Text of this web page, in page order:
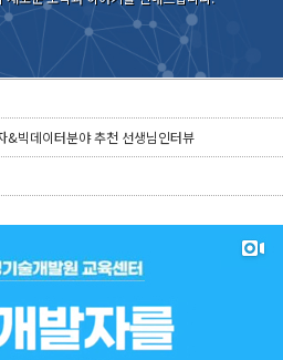
&빅데이터분야 추천 선생님인터뷰